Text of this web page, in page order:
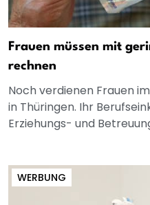
Frauen müssen mit
rechnen
Noch verdienen Frauen
in Thüringen. Ihr
Erziehungs- und
WERBUNG